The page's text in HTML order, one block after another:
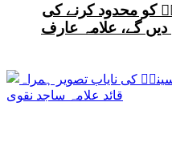
کو محدود کرنے کی
گے، علامہ عارف